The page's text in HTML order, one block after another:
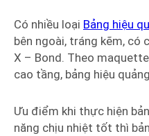
Có nhiều loại Bảng hiệu
bên ngoài, tráng kẽm, có
X – Bond. Theo
cao tầng, bảng hiệu
Ưu điểm khi thực hiện
năng chịu nhiệt tốt thì